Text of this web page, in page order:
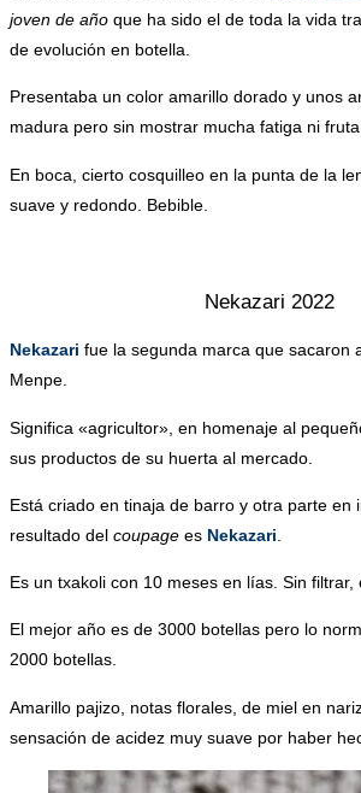
joven de año que ha sido el de toda la vida
de evolución en botella.
Presentaba un color amarillo dorado y unos
madura pero sin mostrar mucha fatiga ni
En boca, cierto cosquilleo en la punta de la
suave y redondo. Bebible.
Nekazari 2022
Nekazari fue la segunda marca que sacaron
Menpe.
Significa «agricultor», en homenaje al
sus productos de su huerta al mercado.
Está criado en tinaja de barro y otra parte en
resultado del coupage es Nekazari
Es un txakoli con 10 meses en lías. Sin filtrar,
El mejor año es de 3000 botellas pero lo
2000 botellas.
Amarillo pajizo, notas florales, de miel en
sensación de acidez muy suave por haber